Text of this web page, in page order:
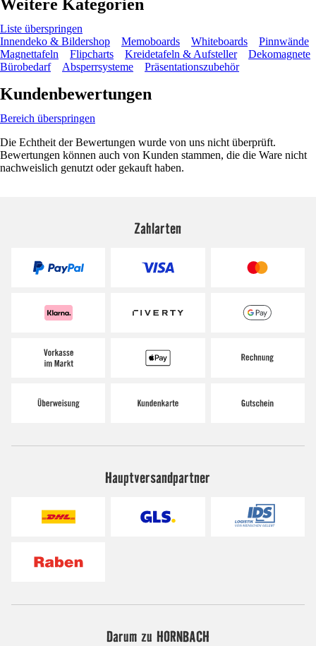
Weitere Kategorien
Liste überspringen
Innendeko & Bildershop
Memoboards Whiteboards
Pinnwände
Magnettafeln
Flipcharts Kreidetafeln & Aufsteller
Dekomagnete
Bürobedarf
Absperrsysteme Präsentationszubehör
Kundenbewertungen
Bereich überspringen
Die Echtheit der Bewertungen wurde von uns nicht überprüft.
Bewertungen können auch von Kunden stammen, die die Ware nicht
nachweislich genutzt oder gekauft haben.
Zahlarten
Hauptversandpartner
Darum zu HORNBACH